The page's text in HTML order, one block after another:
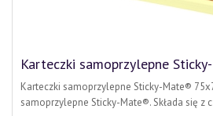
Karteczki samoprzylepne
Karteczki samoprzylepne Sticky-Mate®
samoprzylepne Sticky-Mate®. Składa się z